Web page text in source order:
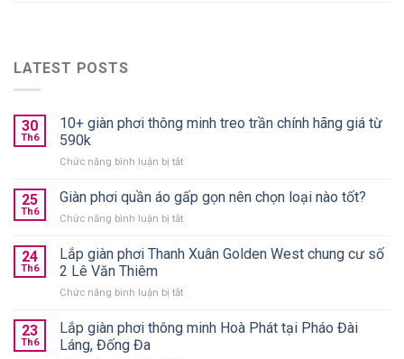
LATEST POSTS
30
Th6
10+ giàn phơi thông minh treo trần chính hãng giá từ
590k
Chức năng bình luận bị tắtở
giàn
phơi
thông
treo
hãng
từ
25
Th6
Giàn phơi quần áo gấp gọn nên chọn loại nào tốt?
Chức năng bình luận bị tắtở
phơi
gấp
nên
24
Th6
Lắp giàn phơi Thanh Xuân Golden West chung cư số
2 Lê Văn Thiêm
Chức năng bình luận bị tắtở
giàn
23
Th6
Lắp giàn phơi thông minh Hoà Phát tại Pháo Đài
Láng, Đống Đa